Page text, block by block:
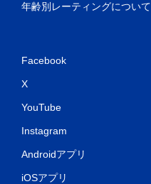
年齢別レーティングについて
Facebook
X
YouTube
Instagram
Androidアプリ
iOSアプリ